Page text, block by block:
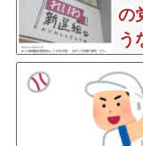
の
う